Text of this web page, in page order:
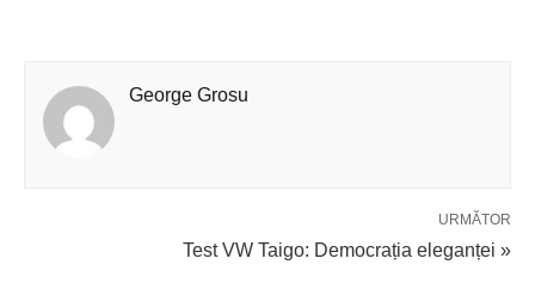
George Grosu
URMĂTOR
Test VW Taigo: Democrația eleganței »